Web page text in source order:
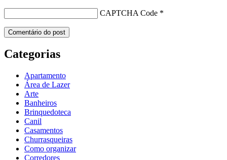
CAPTCHA Code *
Categorias
Apartamento
Área de Lazer
Arte
Banheiros
Brinquedoteca
Canil
Casamentos
Churrasqueiras
Como organizar
Corredores